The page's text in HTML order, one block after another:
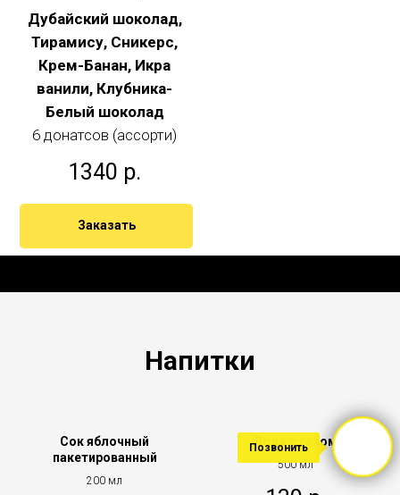
Дубайский шоколад,
Тирамису, Сникерс,
Крем-Банан, Икра
ванили, Клубника-
Белый шоколад
6 донатсов (ассорти)
1340 р.
Заказать
Напитки
Сок яблочный
пакетированный
200 мл
Вода с газом
500 мл
Позвонить
Позвонить